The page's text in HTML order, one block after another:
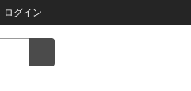
ログイン